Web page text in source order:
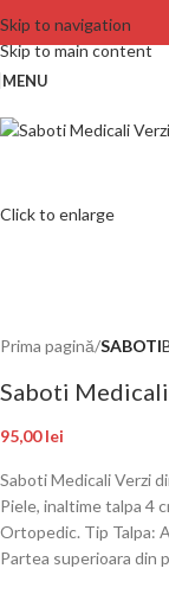
Skip to navigation
Skip to main content
MENU
Click to enlarge
Prima pagină SABOTI
Saboti
95,00lei
Saboti Medicali Verzi
Piele, inaltime talpa 4
Ortopedic. Tip Talpa:
Partea superioara din